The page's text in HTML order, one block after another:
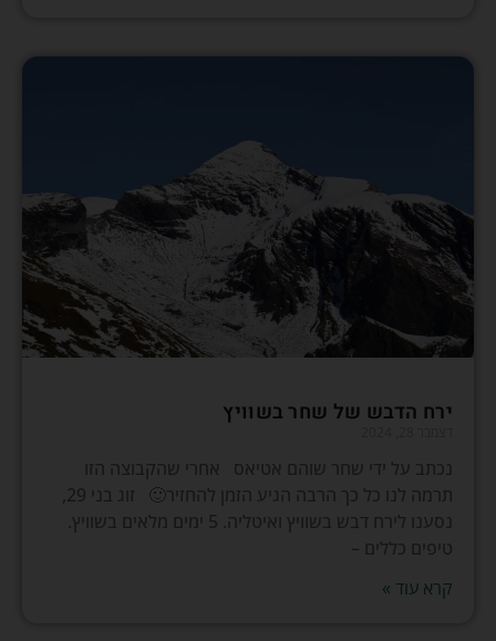
ירח הדבש של שחר בשוויץ
נכתב על ידי שחר שוהם אטיאס אחרי שהקבוצה הזו
תרמה לנו כל כך הרבה הגיע הזמן להחזיר🙂 זוג בני 29,
נסענו לירח דבש בשוויץ ואיטליה. 5 ימים מלאים בשוויץ.
טיפים כללים –
קרא עוד »